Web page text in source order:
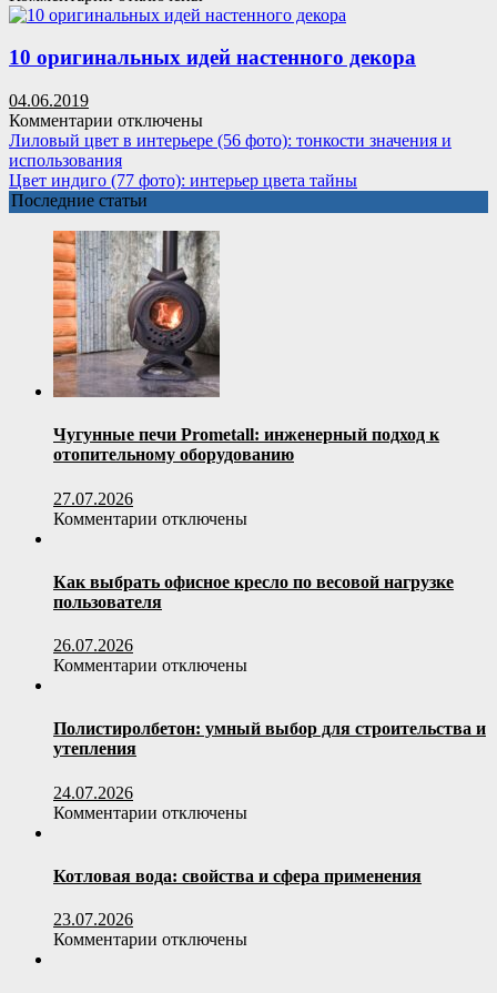
записи
шторы
представительность
и
романтичность
в
одном
решении
10 оригинальных идей настенного декора
04.06.2019
Комментарии к
записи
10
оригинальных
идей
настенного
декора
отключены
Лиловый цвет в интерьере (56 фото): тонкости значения и
использования
Цвет индиго (77 фото): интерьер цвета тайны
Последние статьи
Чугунные печи Prometall: инженерный подход к
отопительному оборудованию
27.07.2026
Комментарии к
печи
Prometall:
отопительному
отключены
Как выбрать офисное кресло по весовой нагрузке
пользователя
26.07.2026
Комментарии к
выбрать
офисное
нагрузке
отключены
Полистиролбетон: умный выбор для строительства и
утепления
24.07.2026
Комментарии к
умный
выбор
и
отключены
Котловая вода: свойства и сфера применения
23.07.2026
Комментарии котключены